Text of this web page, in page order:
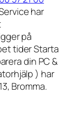
har
på
tider Starta
din PC &
) har
Bromma.